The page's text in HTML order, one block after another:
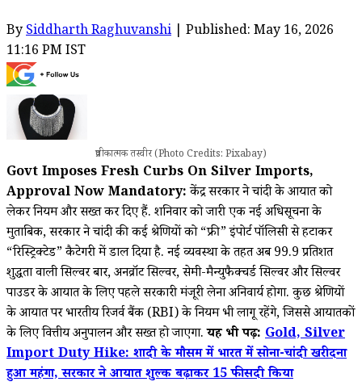
BySiddharth Raghuvanshi | Published: May 16, 2026
11:16 PM IST
प्रतीकात्मक तस्वीर (Photo Credits: Pixabay)
Govt Imposes Fresh Curbs On Silver Imports,
Approval Now Mandatory:केंद्र सरकार ने चांदी के आयात को
लेकर नियम और सख्त कर दिए हैं. शनिवार को जारी एक नई अधिसूचना के
मुताबिक, सरकार ने चांदी की कई श्रेणियों को “फ्री” इंपोर्ट पॉलिसी से हटाकर
“रिस्ट्रिक्टेड” कैटेगरी में डाल दिया है. नई व्यवस्था के तहत अब 99.9 प्रतिशत
शुद्धता वाली सिल्वर बार, अनव्रॉट सिल्वर, सेमी-मैन्‍युफैक्चर्ड सिल्वर और सिल्वर
पाउडर के आयात के लिए पहले सरकारी मंजूरी लेना अनिवार्य होगा. कुछ श्रेणियों
के आयात पर भारतीय रिजर्व बैंक (RBI) के नियम भी लागू रहेंगे, जिससे आयातकों
के लिए वित्तीय अनुपालन और सख्त हो जाएगा.यह भी पढ़ें: Gold, Silver
Import Duty Hike: शादी के मौसम में भारत में सोना-चांदी खरीदना
हुआ महंगा, सरकार ने आयात शुल्क बढ़ाकर 15 फीसदी किया